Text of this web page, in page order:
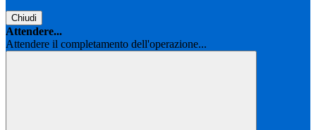
Chiudi
Attendere...
Attendere il completamento dell'operazione...